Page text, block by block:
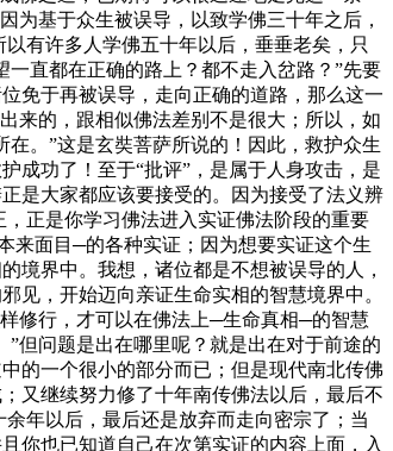
为基于众生被误导，以致学佛三十年之后，
有许多人学佛五十年以后，垂垂老矣，只
直都在正确的路上？都不走入岔路？”先要
免于再被误导，走向正确的道路，那么这一
来的，跟相似佛法差别不是很大；所以，如
。”这是玄奘菩萨所说的！因此，救护众生
成功了！至于“批评”，是属于人身攻击，是
是大家都应该要接受的。因为接受了法义辨
正是你学习佛法进入实证佛法阶段的重要
来面目─的各种实证；因为想要实证这个生
境界中。我想，诸位都是不想被误导的人，
见，开始迈向亲证生命实相的智慧境界中。
修行，才可以在佛法上─生命真相─的智慧
但问题是出在哪里呢？就是出在对于前途的
的一个很小的部分而已；但是现代南北传佛
又继续努力修了十年南传佛法以后，最后不
年以后，最后还是放弃而走向密宗了；当
你也已知道自己在次第实证的内容上面，入